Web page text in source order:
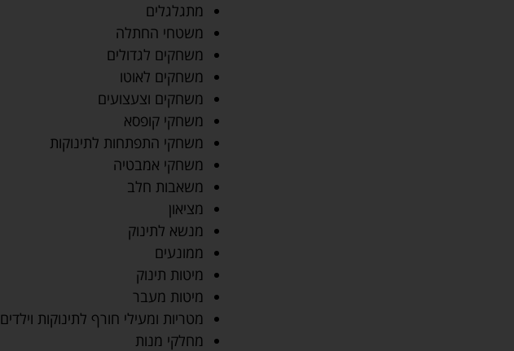
מתגלגלים
משטחי החתלה
משחקים לגדולים
משחקים לאוטו
משחקים וצעצועים
משחקי קופסא
משחקי התפתחות לתינוקות
משחקי אמבטיה
משאבות חלב
מציאון
מנשא לתינוק
ממונעים
מיטות תינוק
מיטות מעבר
מטריות ומעילי חורף לתינוקות וילדים
מחלקי מנות